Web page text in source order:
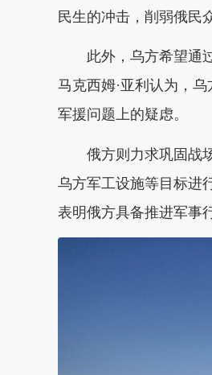
民生的冲击，削弱俄民
此外，乌方希望通
马克西姆·亚利认为，
军援问题上的疑虑。
俄方则力求巩固战
乌方军工设施等目标进
表明俄方具备推进军事